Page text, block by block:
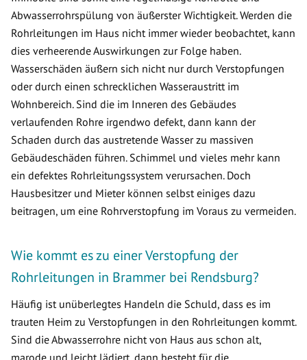
Abwasserrohrspülung von äußerster Wichtigkeit. Werden die
Rohrleitungen im Haus nicht immer wieder beobachtet, kann
dies verheerende Auswirkungen zur Folge haben.
Wasserschäden äußern sich nicht nur durch Verstopfungen
oder durch einen schrecklichen Wasseraustritt im
Wohnbereich. Sind die im Inneren des Gebäudes
verlaufenden Rohre irgendwo defekt, dann kann der
Schaden durch das austretende Wasser zu massiven
Gebäudeschäden führen. Schimmel und vieles mehr kann
ein defektes Rohrleitungssystem verursachen. Doch
Hausbesitzer und Mieter können selbst einiges dazu
beitragen, um eine Rohrverstopfung im Voraus zu vermeiden.
Wie kommt es zu einer Verstopfung der
Rohrleitungen in Brammer bei Rendsburg?
Häufig ist unüberlegtes Handeln die Schuld, dass es im
trauten Heim zu Verstopfungen in den Rohrleitungen kommt.
Sind die Abwasserrohre nicht von Haus aus schon alt,